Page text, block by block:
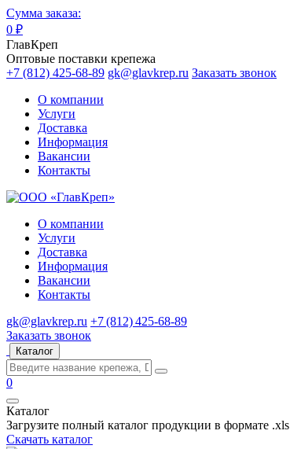
Сумма заказа:
0 ₽
ГлавКреп
Оптовые поставки крепежа
+7 (812) 425-68-89 gk@glavkrep.ru Заказать звонок
О компании
Услуги
Доставка
Информация
Вакансии
Контакты
О компании
Услуги
Доставка
Информация
Вакансии
Контакты
gk@glavkrep.ru +7 (812) 425-68-89
Заказать звонок
Каталог
0
Каталог
Загрузите полный каталог продукции в формате .xls
Скачать каталог